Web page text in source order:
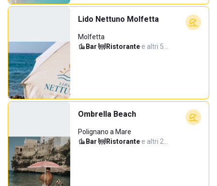
Lido Nettuno Molfetta
Molfetta
Bar· Ristorante·e altri 5…
Ombrella Beach
Polignano a Mare
Bar· Ristorante·e altri 2…